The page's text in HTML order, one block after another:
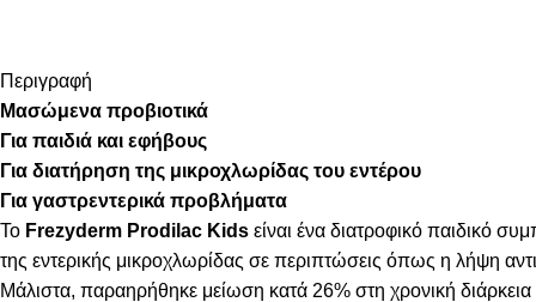
Περιγραφή
Μασώμενα προβιοτικά
Για παιδιά και εφήβους
Για διατήρηση της μικροχλωρίδας του εντέρου
Για γαστρεντερικά προβλήματα
Το Frezyderm Prodilac Kids είναι ένα διατροφικό παιδικό
της εντερικής μικροχλωρίδας σε περιπτώσεις όπως η λήψη
Μάλιστα, παραηρήθηκε μείωση κατά 26% στη χρονική διάρκεια